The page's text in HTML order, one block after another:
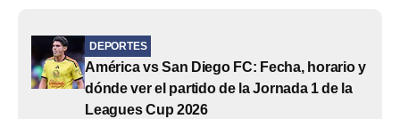
DEPORTES
América vs San Diego FC: Fecha, horario y
dónde ver el partido de la Jornada 1 de la
Leagues Cup 2026